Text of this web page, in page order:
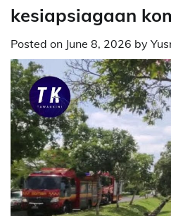
kesiapsiagaan
Posted on June 8, 2026 by